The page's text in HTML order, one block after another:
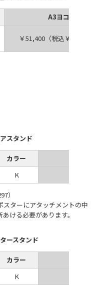
A3ヨコ
￥51,400（税込￥56,540）
スタンド
カラー
K
）
ターにアタッチメントの中
ける必要があります。
ースタンド
カラー
K